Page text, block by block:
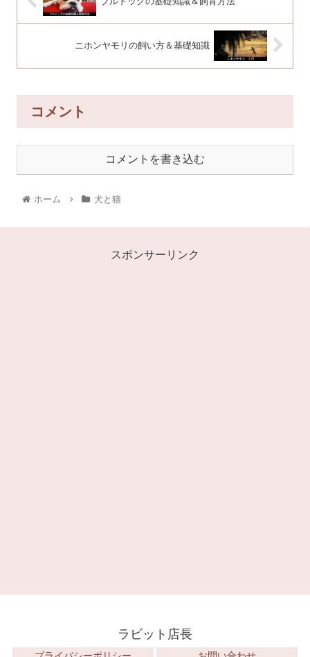
ニホンヤモリの飼い方＆基礎知識
コメント
コメントを書き込む
ホーム 犬と猫
スポンサーリンク
ラビット店長